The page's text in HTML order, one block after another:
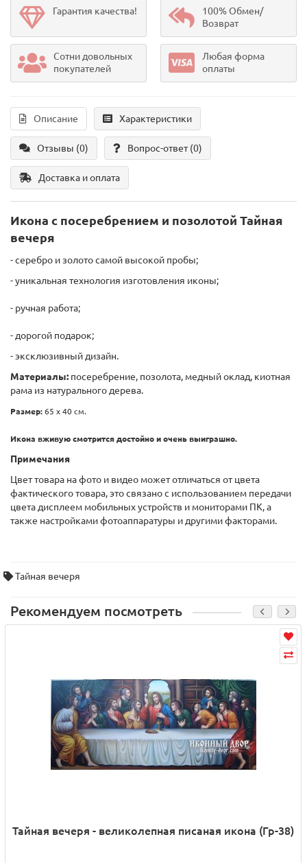
Гарантия качества!
100% Обмен/
Возврат
Сотни довольных
покупателей
Любая форма
оплаты
Описание Характеристики
Отзывы (0) Вопрос-ответ(0)
Доставка и оплата
Икона с посеребрением и позолотой Тайная
вечеря
- серебро и золото самой высокой пробы;
- уникальная технология изготовления иконы;
- ручная работа;
-дорогой подарок;
- эксклюзивный дизайн.
Материалы: посеребрение, позолота, медный оклад, киотная
рама из натурального дерева.
Размер: 65 х 40 см.
Икона вживую смотрится достойно и очень выиграшно.
Примечания
Цвет товара на фото и видео может отличаться от цвета
фактического товара, это связано с использованием передачи
цвета дисплеем мобильных устройств и мониторами ПК, а
также настройками фотоаппаратуры и другими факторами.
Тайная вечеря
Рекомендуем посмотреть
Тайная вечеря - великолепная писаная икона (Гр-38)